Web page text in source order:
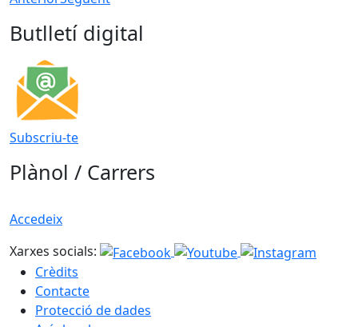
Butlletí digital
Subscriu-te
Plànol / Carrers
Accedeix
Xarxes socials:
Crèdits
Contacte
Protecció de dades